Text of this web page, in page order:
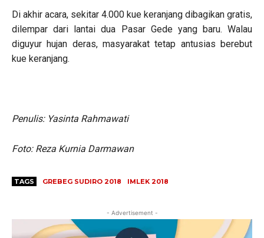
Di akhir acara, sekitar 4.000 kue keranjang dibagikan gratis,
dilempar dari lantai dua Pasar Gede yang baru. Walau
diguyur hujan deras, masyarakat tetap antusias berebut
kue keranjang.
Penulis: Yasinta Rahmawati
Foto: Reza Kurnia Darmawan
TAGS GREBEG SUDIRO 2018 IMLEK 2018
- Advertisement -